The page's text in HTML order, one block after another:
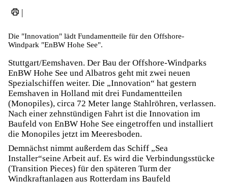
|
Die "Innovation" lädt Fundamentteile für den Offshore-
Windpark "EnBW Hohe See".
Stuttgart/Eemshaven. Der Bau der Offshore-Windparks
EnBW Hohe See und Albatros geht mit zwei neuen
Spezialschiffen weiter. Die „Innovation“ hat gestern
Eemshaven in Holland mit drei Fundamentteilen
(Monopiles), circa 72 Meter lange Stahlröhren, verlassen.
Nach einer zehnstündigen Fahrt ist die Innovation im
Baufeld von EnBW Hohe See eingetroffen und installiert
die Monopiles jetzt im Meeresboden.
Demnächst nimmt außerdem das Schiff „Sea
Installer“seine Arbeit auf. Es wird die Verbindungsstücke
(Transition Pieces) für den späteren Turm der
Windkraftanlagen aus Rotterdam ins Baufeld